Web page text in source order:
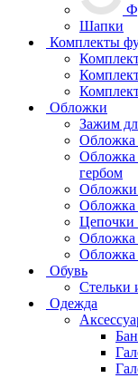
Шапки
Комплекты
Обложки
Зажим
Обложка
Обложка
гербом
Обложка
Цепочки
Обложка
Обложка
Обувь
Стельки
Одежда